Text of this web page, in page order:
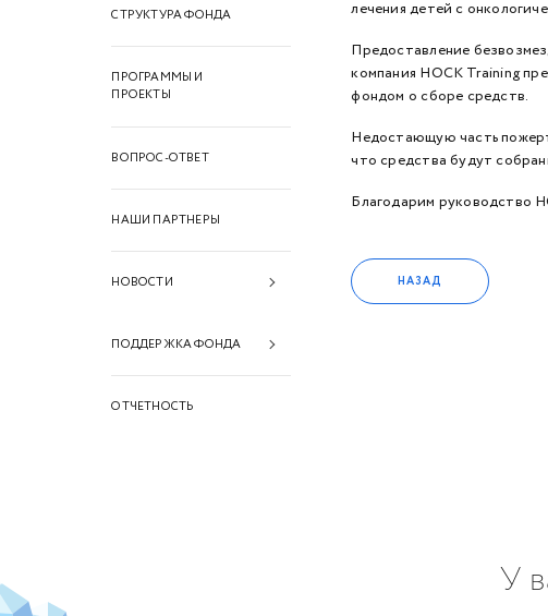
СТРУКТУРА ФОНДА
ПРОГРАММЫ И
ПРОЕКТЫ
ВОПРОС-ОТВЕТ
НАШИ ПАРТНЕРЫ
НОВОСТИ
2025 год
2024 год
ПОДДЕРЖКА ФОНДА
ОТЧЕТНОСТЬ
лечения детей с
Предоставление
компания HOCK Training
фондом о сборе средств.
Недостающую часть
что средства будут
Благодарим руководство
НАЗАД
У